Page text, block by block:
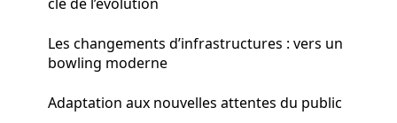
Les changements d’infrastructures : vers un
bowling moderne
Adaptation aux nouvelles attentes du public